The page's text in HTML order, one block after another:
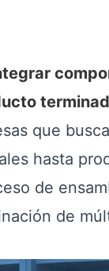
que
hasta
de
de